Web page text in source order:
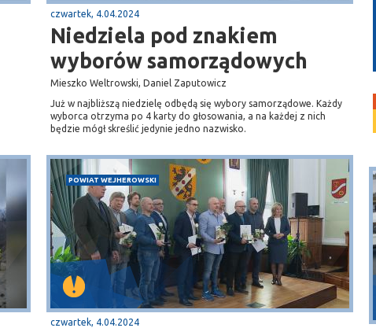
czwartek, 4.04.2024
Niedziela pod znakiem
wyborów samorządowych
Mieszko Weltrowski, Daniel Zaputowicz
Już w najbliższą niedzielę odbędą się wybory samorządowe. Każdy
wyborca otrzyma po 4 karty do głosowania, a na każdej z nich
będzie mógł skreślić jedynie jedno nazwisko.
POWIAT WEJHEROWSKI
czwartek, 4.04.2024
Puck
Przystań, molo